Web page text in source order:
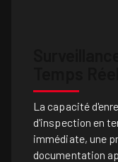
La capacité
d'inspection en
immédiate, une
documentation